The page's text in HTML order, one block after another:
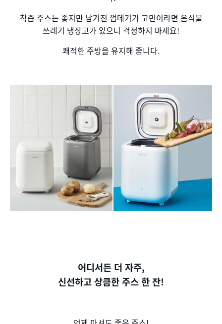
착즙 주스는 좋지만 남겨진 껍데기가 고민이라면 음식물
쓰레기 냉장고가 있으니 걱정하지 마세요!
쾌적한 주방을 유지해 줍니다.
어디서든 더 자주,
신선하고 상큼한 주스 한 잔!